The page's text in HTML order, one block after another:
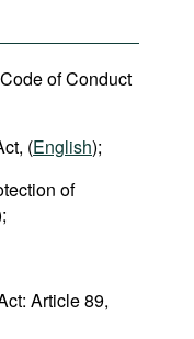
of Conduct
(English);
of
Article 89,